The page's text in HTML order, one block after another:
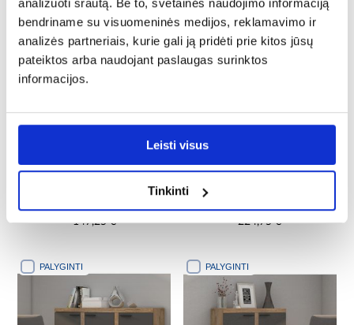
bendriname su visuomeninės medijos, reklamavimo ir
analizės partneriais, kurie gali ją pridėti prie kitos jūsų
pateiktos arba naudojant paslaugas surinktos
informacijos.
Leisti visus
Tinkinti
PALYGINTI
Cabinet Hill 03 2D2S baltas
147,25 €
PALYGINTI
Cabinet Hill 01 2D4S baltas
224,75 €
PALYGINTI PALYGINTI